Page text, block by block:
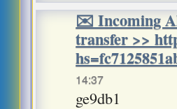
✉️ Incoming
transfer >>
14:37
ge9db1